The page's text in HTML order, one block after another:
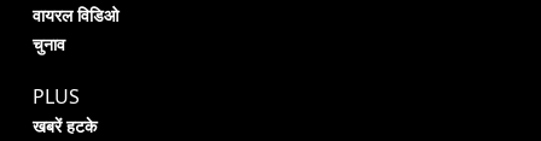
वायरल विडिओ
चुनाव
PLUS
खबरें हटके